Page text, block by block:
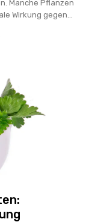
Manche Pflanzen
Wirkung gegen...